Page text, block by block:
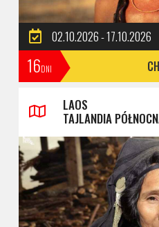
02.10.2026 - 17.10.2026
16DNI
LAOS
TAJLANDIA